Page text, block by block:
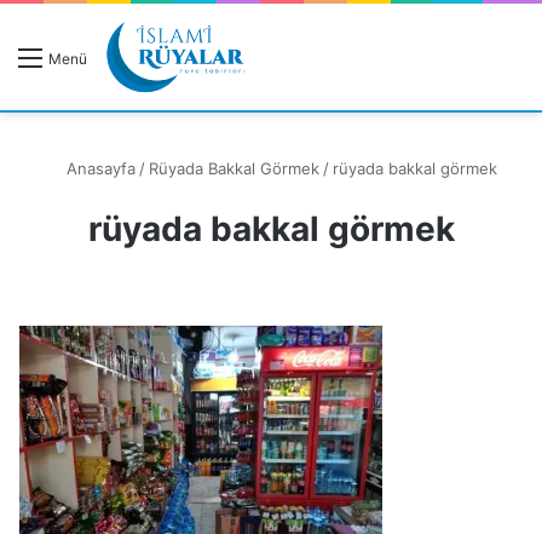
Menü
Anasayfa / Rüyada Bakkal Görmek / rüyada bakkal görmek
rüyada bakkal görmek